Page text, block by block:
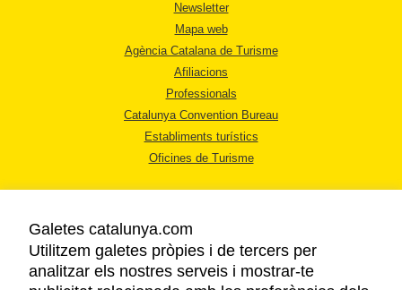
Newsletter
Mapa web
Agència Catalana de Turisme
Afiliacions
Professionals
Catalunya Convention Bureau
Establiments turístics
Oficines de Turisme
AVÍS LEGAL
Galetes catalunya.com
Utilitzem galetes pròpies i de tercers per
analitzar els nostres serveis i mostrar-te